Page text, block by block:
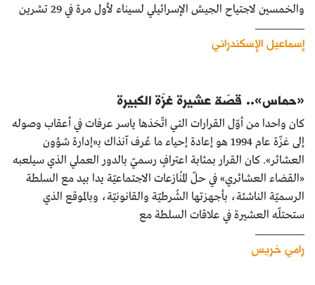
والخمسين لاجتياح الجيش الإسرائيلي لسيناء لأول مرة في 29 تشرين
إسماعيل الإسكندراني
«حماس».. قصّة عشيرة غزّة الكبيرة
كان واحدا من أوّل القرارات التي اتّخذها ياسر عرفات في أعقاب وصوله
إلى غزّة عام 1994 هو إعادة إحياء ما عُرف آنذاك بـ«إدارة شؤون
العشائر». كان القرار بمثابة اعترافٍ رسميّ بالدور العملي الذي سيلعبه
«القضاء العشائري» في حلّ المُنازعات الاجتماعيّة يدا بيد مع السلطة
الرسميّة الناشئة، بأجهزتها الشُرطيّة والقانونيّة، وبالموقع الذي
ستحتلّه العشيرة في علاقات السلطة مع
رامي خريس